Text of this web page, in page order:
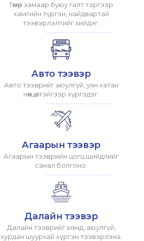
Төмөр замаар буюу галт тэргээр
хамгийн түргэн, найдвартай
тээвэрлэлтийг хийдэг.
Авто тээвэр
Авто тээврийг аюулгүй, уян хатан
нөхцөлтэйгээр хүргэдэг.
Агаарын тээвэр
Агаарын тээврийн цогц шийдлийг
санал болгоно.
Далайн тээвэр
Далайн тээврийг хямд, аюулгүй,
хурдан шуурхай хүргэн тээвэрлэнэ.